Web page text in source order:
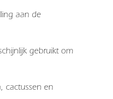
aan de
gebruikt om
cactussen en